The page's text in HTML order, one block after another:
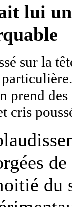
lui
sur la
prend
cris
du